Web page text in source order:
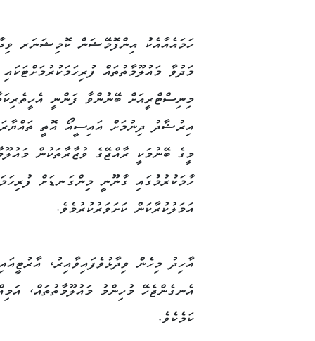
ހަމައެއާއެކު އިންފޮމޭޝަން ކޮމިޝަނަރ
މަދުވާ މައުލޫމާތުތައް
މިނިސްޓްރީއަށް ބޭނުންވާ ފަންނީ
އިރުޝާދު ދިނުމަށް އައިސީއޯ އޮތީ
މީގެ ބޭނުމަކީ ރާއްޖޭގެ ވުޒާރާތަކުން
ހާމަކުރުމުގައި ގާނޫނީ މިންގަނޑަށް
އަމަލުކުރާކަން ކަށަވަރުކުރުމެވެ.
އާހިދު މިހެން ވިދާޅުވެފައިވާއިރު،
އެނގެންޖެހޭ މުހިންމު މައުލޫމާތުތައް،
ކަމެކެވެ.